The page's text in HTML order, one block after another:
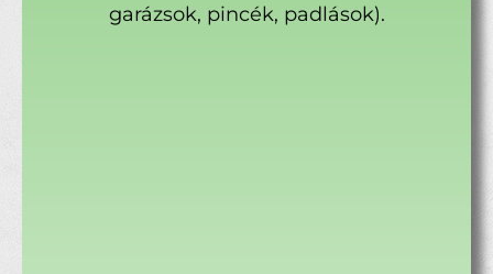
garázsok, pincék, padlások).